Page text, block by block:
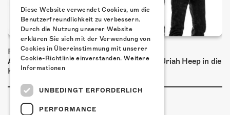
FRISCH BESTÄTIGT: URIAH HEEP
Am Sonntag, 15. November 2026 kommen Uriah Heep in die
Kulturfabrik Kofmehl!
Diese Website verwendet Cookies, um die
Benutzerfreundlichkeit zu verbessern.
Durch die Nutzung unserer Website
erklären Sie sich mit der Verwendung von
Cookies in Übereinstimmung mit unserer
Cookie-Richtlinie einverstanden. Weitere
Informationen
UNBEDINGT ERFORDERLICH
PERFORMANCE